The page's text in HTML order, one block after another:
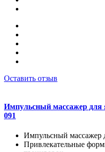
Оставить отзыв
Импульсный массажер для
091
Импульсный массажер
Привлекательные